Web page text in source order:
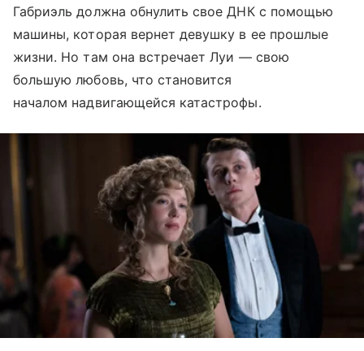
Габриэль должна обнулить свое ДНК с помощью
машины, которая вернет девушку в ее прошлые
жизни. Но там она встречает Луи — свою
большую любовь, что становится
началом надвигающейся катастрофы.